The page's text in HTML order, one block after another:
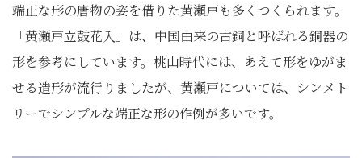
端正な形の唐物の姿を借りた黄瀬戸も多くつくられます。
「黄瀬戸立鼓花入」は、中国由来の古銅と呼ばれる銅器の
形を参考にしています。桃山時代には、あえて形をゆがま
せる造形が流行りましたが、黄瀬戸については、シンメト
リーでシンプルな端正な形の作例が多いです。